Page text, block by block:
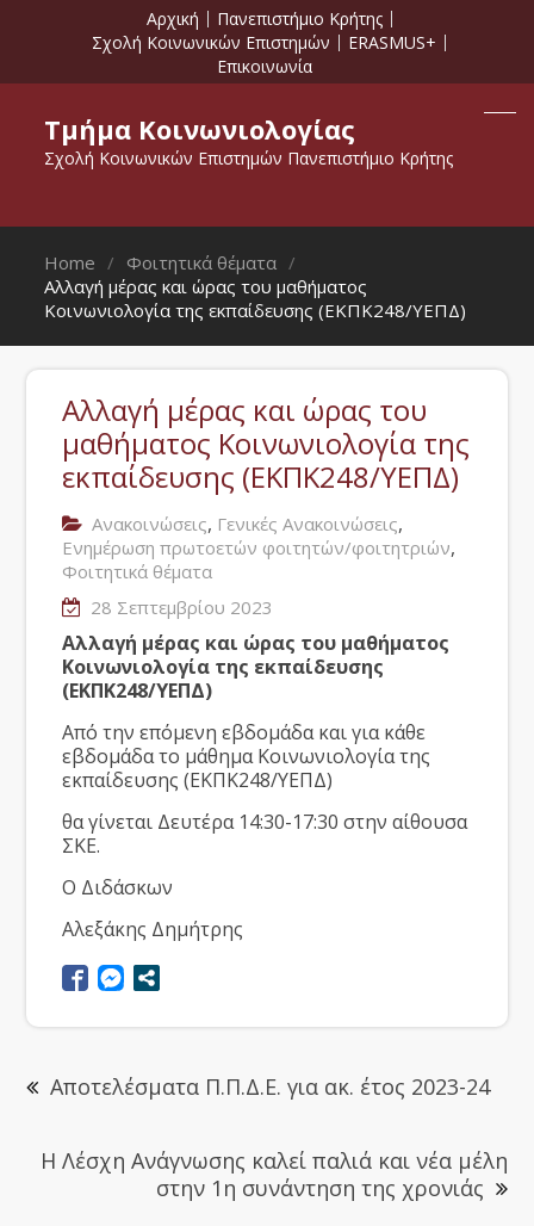
Αρχική
Πανεπιστήμιο Κρήτης
Σχολή Κοινωνικών Επιστημών
ERASMUS+
Επικοινωνία
Τμήμα Κοινωνιολογίας
Σχολή Κοινωνικών Επιστημών Πανεπιστήμιο Κρήτης
Home
Φοιτητικά θέματα
Αλλαγή μέρας και ώρας του μαθήματος
Κοινωνιολογία της εκπαίδευσης (ΕΚΠΚ248/ΥΕΠΔ)
Αλλαγή μέρας και ώρας του
μαθήματος Κοινωνιολογία της
εκπαίδευσης (ΕΚΠΚ248/ΥΕΠΔ)
Ανακοινώσεις, Γενικές Ανακοινώσεις,
Ενημέρωση πρωτοετών φοιτητών/φοιτητριών,
Φοιτητικά θέματα
28 Σεπτεμβρίου 2023
Αλλαγή μέρας και ώρας του μαθήματος
Κοινωνιολογία της εκπαίδευσης
(ΕΚΠΚ248/ΥΕΠΔ)
Από την επόμενη εβδομάδα και για κάθε
εβδομάδα το μάθημα Κοινωνιολογία της
εκπαίδευσης (ΕΚΠΚ248/ΥΕΠΔ)
θα γίνεται Δευτέρα 14:30-17:30 στην αίθουσα
ΣΚΕ.
Ο Διδάσκων
Αλεξάκης Δημήτρης
Αποτελέσματα Π.Π.Δ.Ε. για ακ. έτος 2023-24
Η Λέσχη Ανάγνωσης καλεί παλιά και νέα μέλη
στην 1η συνάντηση της χρονιάς